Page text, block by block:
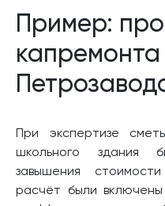
Пример:
При экспертизе
школьного здания
завышения
расчёт были